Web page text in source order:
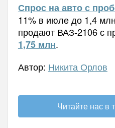
Спрос на авто с
11% в июле до 1,4
продают ВАЗ-2106 с
1,75 млн.
Автор: Никита Орлов
Читайте нас в